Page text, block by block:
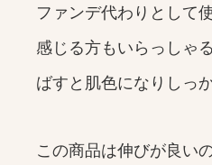
ファンデ代わりとして
感じる方もいらっしゃ
ばすと肌色になりしっ
この商品は伸びが良い